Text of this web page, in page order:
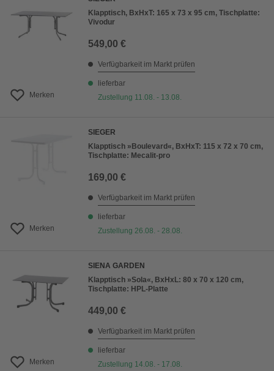
Merken
Klapptisch, BxHxT: 165 x 73 x 95 cm, Tischplatte:
Vivodur
549,00 €
Verfügbarkeit im Markt prüfen
lieferbar
Zustellung 11.08. - 13.08.
Merken
SIEGER
Klapptisch »Boulevard«, BxHxT: 115 x 72 x 70 cm,
Tischplatte: Mecalit-pro
169,00 €
Verfügbarkeit im Markt prüfen
lieferbar
Zustellung 26.08. - 28.08.
Merken
SIENA GARDEN
Klapptisch »Sola«, BxHxL: 80 x 70 x 120 cm,
Tischplatte: HPL-Platte
449,00 €
Verfügbarkeit im Markt prüfen
lieferbar
Zustellung 14.08. - 17.08.